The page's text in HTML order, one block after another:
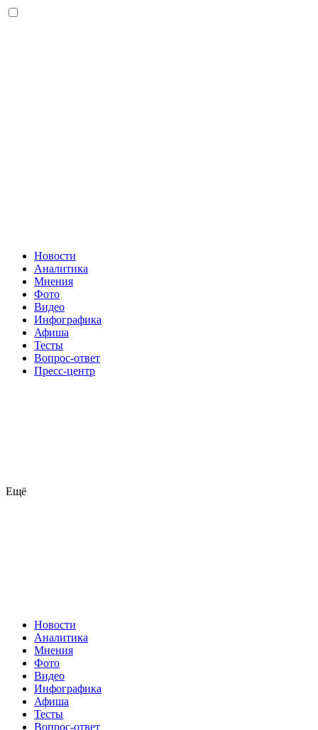
Новости
Аналитика
Мнения
Фото
Видео
Инфографика
Афиша
Тесты
Вопрос-ответ
Пресс-центр
Ещё
Новости
Аналитика
Мнения
Фото
Видео
Инфографика
Афиша
Тесты
Вопрос-ответ